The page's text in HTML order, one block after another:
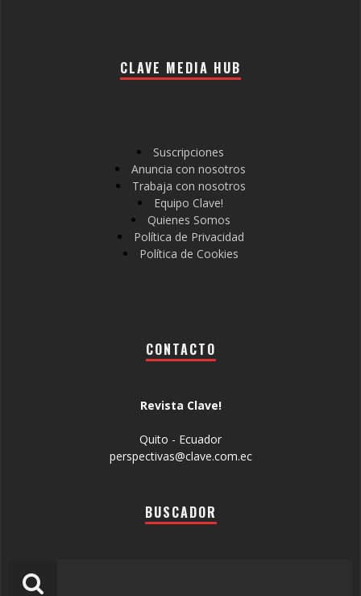
CLAVE MEDIA HUB
Suscripciones
Anuncia con nosotros
Trabaja con nosotros
Equipo Clave!
Quienes Somos
Política de Privacidad
Política de Cookies
CONTACTO
Revista Clave!
Quito - Ecuador
perspectivas@clave.com.ec
BUSCADOR